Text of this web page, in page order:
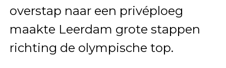
overstap naar een privéploeg
maakte Leerdam grote stappen
richting de olympische top.